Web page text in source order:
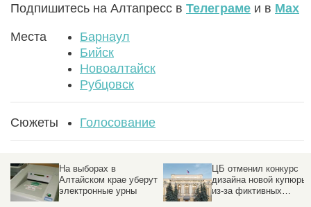
Подпишитесь на Алтапресс в Телеграме и в Max
Места
Барнаул
Бийск
Новоалтайск
Рубцовск
Сюжеты Голосование
На выборах в
Алтайском крае уберут
электронные урны
ЦБ отменил конкурс
дизайна новой купюры
из-за фиктивных